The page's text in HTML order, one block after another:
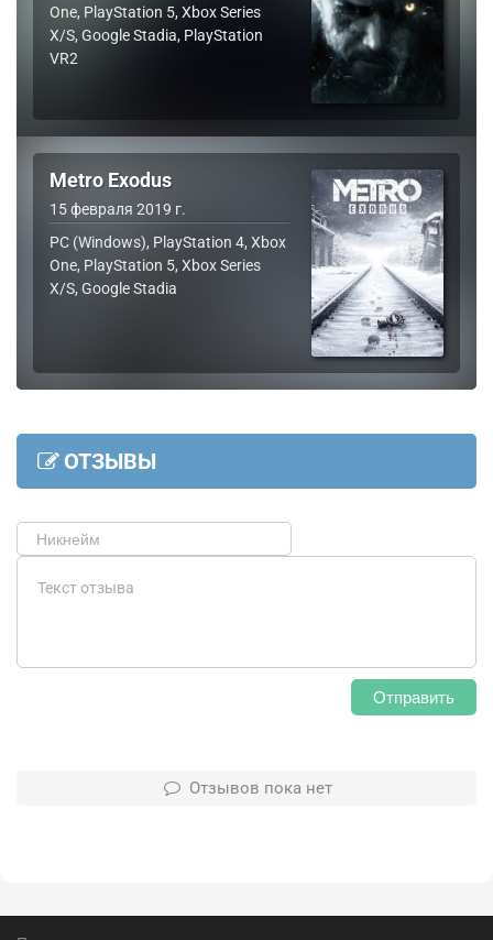
One, PlayStation 5, Xbox Series
X/S, Google Stadia, PlayStation
VR2
Metro Exodus
15 февраля 2019 г.
PC (Windows), PlayStation 4, Xbox
One, PlayStation 5, Xbox Series
X/S, Google Stadia
ОТЗЫВЫ
Отправить
Отзывов пока нет